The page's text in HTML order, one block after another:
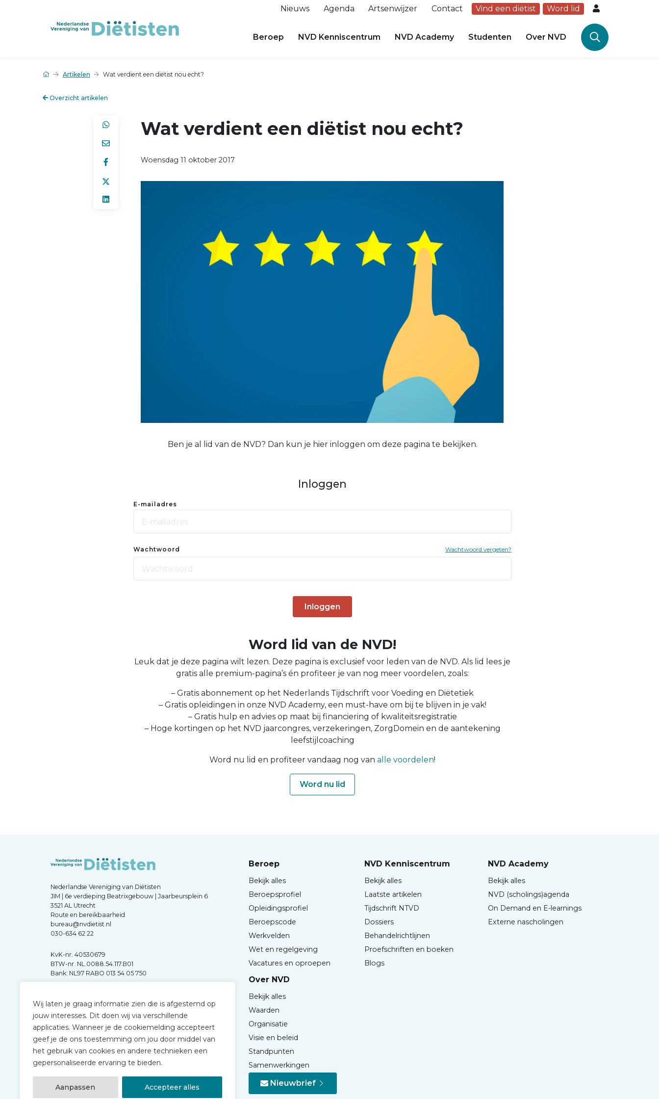
Wij laten je graag informatie zien die is afgestemd op
jouw interesses. Dit doen wij via verschillende
applicaties. Wanneer je de cookiemelding accepteert
geef je de ons toestemming om jou door middel van
het gebruik van cookies en andere technieken een
gepersonaliseerde ervaring te bieden.
Aanpassen Accepteer alles
Nieuws Agenda Artsenwijzer Contact Vind een diëtist Word lid
Beroep NVD Kenniscentrum NVD Academy Studenten Over NVD
Artikelen Wat verdient een diëtist nou echt?
Overzicht artikelen
Wat verdient een diëtist nou echt?
Woensdag 11 oktober 2017
Ben je al lid van de NVD? Dan kun je hier inloggen om deze pagina te bekijken.
Inloggen
E-mailadres
Wachtwoord Wachtwoord vergeten?
Inloggen
Word lid van de NVD!
Leuk dat je deze pagina wilt lezen. Deze pagina is exclusief voor leden van de NVD. Als lid lees je
gratis alle premium-pagina’s én profiteer je van nog meer voordelen, zoals:
– Gratis abonnement op het Nederlands Tijdschrift voor Voeding en Diëtetiek
– Gratis opleidingen in onze NVD Academy, een must-have om bij te blijven in je vak!
– Gratis hulp en advies op maat bij financiering of kwaliteitsregistratie
– Hoge kortingen op het NVD jaarcongres, verzekeringen, ZorgDomein en de aantekening
leefstijlcoaching
Word nu lid en profiteer vandaag nog van alle voordelen!
Word nu lid
Nederlandse Vereniging van Diëtisten
JIM | 6e verdieping Beatrixgebouw | Jaarbeursplein 6
3521 AL Utrecht
Route en bereikbaarheid
bureau@nvdietist.nl
030-634 62 22
KvK-nr. 40530679
BTW-nr. NL.0088.54.117.B01
Bank: NL97 RABO 013 54 05 750
Beroep
Bekijk alles
Beroepsprofiel
Opleidingsprofiel
Beroepscode
Werkvelden
Wet en regelgeving
Vacatures en oproepen
NVD Kenniscentrum
Bekijk alles
Laatste artikelen
Tijdschrift NTVD
Dossiers
Behandelrichtlijnen
Proefschriften en boeken
Blogs
NVD Academy
Bekijk alles
NVD (scholings)agenda
On Demand en E-learnings
Externe nascholingen
Over NVD
Bekijk alles
Waarden
Organisatie
Visie en beleid
Standpunten
Samenwerkingen
Nieuwbrief